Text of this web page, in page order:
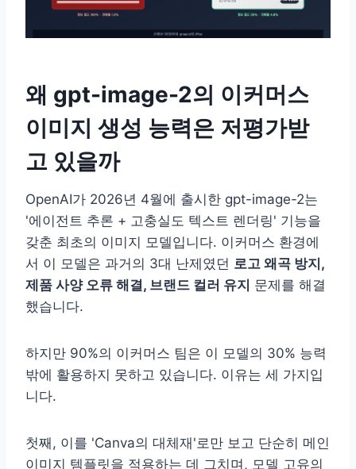
왜 gpt-image-2의 이커머스
이미지 생성 능력은 저평가받
고 있을까
OpenAI가 2026년 4월에 출시한 gpt-image-2는
'에이전트 추론 + 고충실도 텍스트 렌더링' 기능을
갖춘 최초의 이미지 모델입니다. 이커머스 환경에
서 이 모델은 과거의 3대 난제였던 로고 왜곡 방지,
제품 사양 오류 해결, 브랜드 컬러 유지 문제를 해결
했습니다.
하지만 90%의 이커머스 팀은 이 모델의 30% 능력
밖에 활용하지 못하고 있습니다. 이유는 세 가지입
니다.
첫째, 이를 'Canva의 대체재'로만 보고 단순히 메인
이미지 템플릿을 적용하는 데 그치며, 모델 고유의